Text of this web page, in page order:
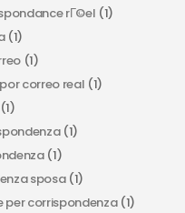
rГ©el (1)
(1)
(1)
correo real (1)
(1)
(1)
sposa(1)
per corrispondenza(1)